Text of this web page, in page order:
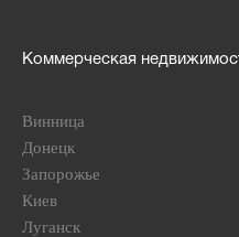
Коммерческая
Винница
Донецк
Запорожье
Киев
Луганск